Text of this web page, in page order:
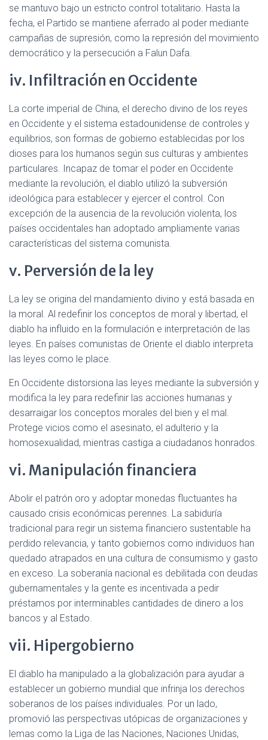
se mantuvo bajo un estricto control totalitario. Hasta la
fecha, el Partido se mantiene aferrado al poder mediante
campañas de supresión, como la represión del movimiento
democrático y la persecución a Falun Dafa.
iv. Infiltración en Occidente
La corte imperial de China, el derecho divino de los reyes
en Occidente y el sistema estadounidense de controles y
equilibrios, son formas de gobierno establecidas por los
dioses para los humanos según sus culturas y ambientes
particulares. Incapaz de tomar el poder en Occidente
mediante la revolución, el diablo utilizó la subversión
ideológica para establecer y ejercer el control. Con
excepción de la ausencia de la revolución violenta, los
países occidentales han adoptado ampliamente varias
características del sistema comunista.
v. Perversión de la ley
La ley se origina del mandamiento divino y está basada en
la moral. Al redefinir los conceptos de moral y libertad, el
diablo ha influido en la formulación e interpretación de las
leyes. En países comunistas de Oriente el diablo interpreta
las leyes como le place.
En Occidente distorsiona las leyes mediante la subversión y
modifica la ley para redefinir las acciones humanas y
desarraigar los conceptos morales del bien y el mal.
Protege vicios como el asesinato, el adulterio y la
homosexualidad, mientras castiga a ciudadanos honrados.
vi. Manipulación financiera
Abolir el patrón oro y adoptar monedas fluctuantes ha
causado crisis económicas perennes. La sabiduría
tradicional para regir un sistema financiero sustentable ha
perdido relevancia, y tanto gobiernos como individuos han
quedado atrapados en una cultura de consumismo y gasto
en exceso. La soberanía nacional es debilitada con deudas
gubernamentales y la gente es incentivada a pedir
préstamos por interminables cantidades de dinero a los
bancos y al Estado.
vii. Hipergobierno
El diablo ha manipulado a la globalización para ayudar a
establecer un gobierno mundial que infrinja los derechos
soberanos de los países individuales. Por un lado,
promovió las perspectivas utópicas de organizaciones y
lemas como la Liga de las Naciones, Naciones Unidas,